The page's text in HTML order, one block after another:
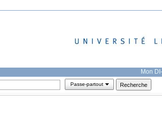
Mon
Passe-partout